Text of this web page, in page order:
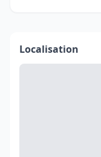
Localisation